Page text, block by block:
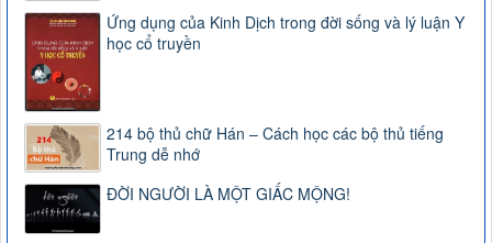
Ứng dụng của Kinh Dịch trong đời sống và lý luận Y
học cổ truyền
214 bộ thủ chữ Hán – Cách học các bộ thủ tiếng
Trung dễ nhớ
ĐỜI NGƯỜI LÀ MỘT GIẤC MỘNG!